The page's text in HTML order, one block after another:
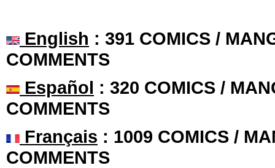
English : 391 COMICS /
COMMENTS
Español : 320 COMICS /
COMMENTS
Français : 1009 COMICS /
COMMENTS